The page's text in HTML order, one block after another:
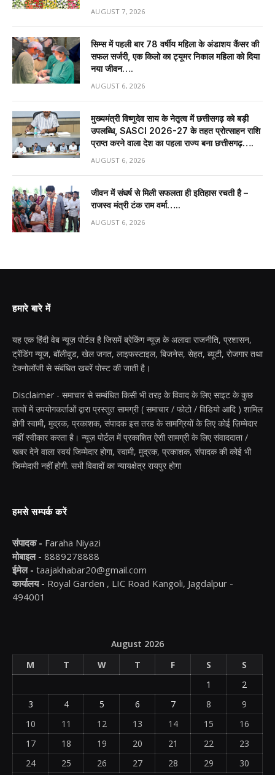
AUGUST 7, 2026
सिम्स में पहली बार 78 वर्षीय महिला के अंडाशय कैंसर की
सफल सर्जरी, एक किलो का ट्यूमर निकाल महिला को दिया
नया जीवन….
AUGUST 6, 2026
मुख्यमंत्री विष्णुदेव साय के नेतृत्व में छत्तीसगढ़ को बड़ी
उपलब्धि, SASCI 2026-27 के तहत प्रोत्साहन राशि
प्राप्त करने वाला देश का पहला राज्य बना छत्तीसगढ़….
AUGUST 6, 2026
जीवन में संघर्ष से मिली सफलता ही इतिहास रचती है –
राजस्व मंत्री टंक राम वर्मा…..
AUGUST 6, 2026
हमारे बारे में
यह एक हिंदी वेब न्यूज़ पोर्टल है जिसमें ब्रेकिंग न्यूज़ के अलावा राजनीति, प्रशासन,
ट्रेंडिंग न्यूज, बॉलीवुड, खेल जगत, लाइफस्टाइल, बिजनेस, सेहत, ब्यूटी, रोजगार तथा
टेक्नोलॉजी से संबंधित खबरें पोस्ट की जाती है।
Disclaimer - समाचार से सम्बंधित किसी भी तरह के विवाद के लिए साइट के कुछ
तत्वों में उपयोगकर्ताओं द्वारा प्रस्तुत सामग्री ( समाचार / फोटो / विडियो आदि ) शामिल
होगी स्वामी, मुद्रक, प्रकाशक, संपादक इस तरह के सामग्रियों के लिए कोई ज़िम्मेदार
नहीं स्वीकार करता है। न्यूज़ पोर्टल में प्रकाशित ऐसी सामग्री के लिए संवाददाता /
खबर देने वाला स्वयं जिम्मेदार होगा, स्वामी, मुद्रक, प्रकाशक, संपादक की कोई भी
जिम्मेदारी नहीं होगी. सभी विवादों का न्यायक्षेत्र रायपुर होगा
हमसे सम्पर्क करें
संपादक - Faraha Niyazi
मोबाइल - 8889278888
ईमेल - taajakhabar20@gmail.com
कार्यालय - Royal Garden , LIC Road Kangoli, Jagdalpur -
494001
August 2026
M
T W T F S
S
1
2
3
4 5 6 7 8
9
10
11 12 13 14 15
16
17
18 19 20 21 22
23
24
25 26 27 28 29 30